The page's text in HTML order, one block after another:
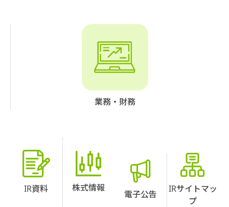
業務・財務
IR資料 株式情報
電子公告
IRサイトマッ
プ